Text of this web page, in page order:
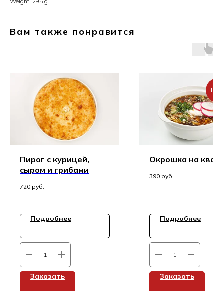
Вам также понравится
Пирог с курицей,
сыром и грибами
720 руб.
Подробнее
Заказать
Окрошка на
390 руб.
Подробнее
Заказать